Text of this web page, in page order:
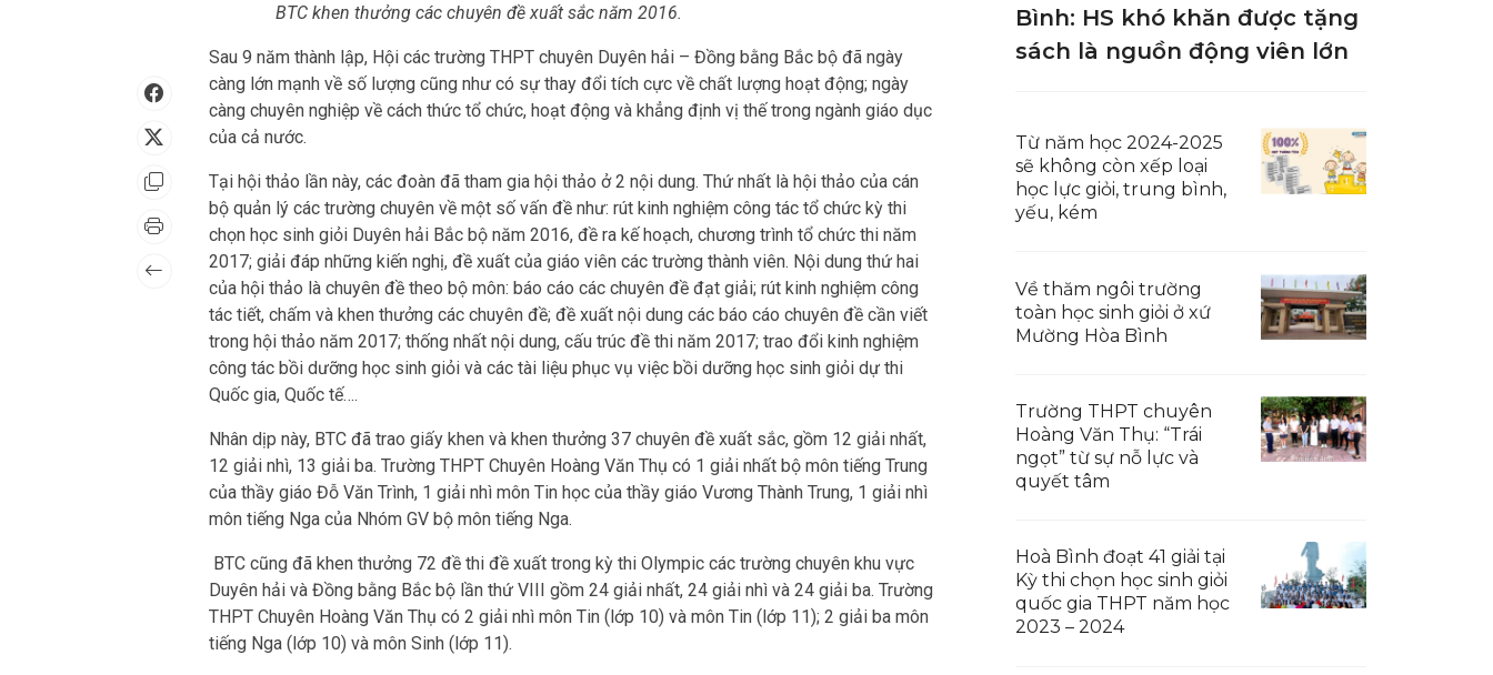
BTC khen thưởng các chuyên đề xuất sắc năm 2016.
Sau 9 năm thành lập, Hội các trường THPT chuyên Duyên hải – Đồng bằng Bắc bộ đã ngày
càng lớn mạnh về số lượng cũng như có sự thay đổi tích cực về chất lượng hoạt động; ngày
càng chuyên nghiệp về cách thức tổ chức, hoạt động và khẳng định vị thế trong ngành giáo dục
của cả nước.
Tại hội thảo lần này, các đoàn đã tham gia hội thảo ở 2 nội dung. Thứ nhất là hội thảo của cán
bộ quản lý các trường chuyên về một số vấn đề như: rút kinh nghiệm công tác tổ chức kỳ thi
chọn học sinh giỏi Duyên hải Bắc bộ năm 2016, đề ra kế hoạch, chương trình tổ chức thi năm
2017; giải đáp những kiến nghị, đề xuất của giáo viên các trường thành viên. Nội dung thứ hai
của hội thảo là chuyên đề theo bộ môn: báo cáo các chuyên đề đạt giải; rút kinh nghiệm công
tác tiết, chấm và khen thưởng các chuyên đề; đề xuất nội dung các báo cáo chuyên đề cần viết
trong hội thảo năm 2017; thống nhất nội dung, cấu trúc đề thi năm 2017; trao đổi kinh nghiệm
công tác bồi dưỡng học sinh giỏi và các tài liệu phục vụ việc bồi dưỡng học sinh giỏi dự thi
Quốc gia, Quốc tế….
Nhân dịp này, BTC đã trao giấy khen và khen thưởng 37 chuyên đề xuất sắc, gồm 12 giải nhất,
12 giải nhì, 13 giải ba. Trường THPT Chuyên Hoàng Văn Thụ có 1 giải nhất bộ môn tiếng Trung
của thầy giáo Đỗ Văn Trình, 1 giải nhì môn Tin học của thầy giáo Vương Thành Trung, 1 giải nhì
môn tiếng Nga của Nhóm GV bộ môn tiếng Nga.
BTC cũng đã khen thưởng 72 đề thi đề xuất trong kỳ thi Olympic các trường chuyên khu vực
Duyên hải và Đồng bằng Bắc bộ lần thứ VIII gồm 24 giải nhất, 24 giải nhì và 24 giải ba. Trường
THPT Chuyên Hoàng Văn Thụ có 2 giải nhì môn Tin (lớp 10) và môn Tin (lớp 11); 2 giải ba môn
tiếng Nga (lớp 10) và môn Sinh (lớp 11).
Bình: HS khó khăn được tặng
sách là nguồn động viên lớn
Từ năm học 2024-2025
sẽ không còn xếp loại
học lực giỏi, trung bình,
yếu, kém
Về thăm ngôi trường
toàn học sinh giỏi ở xứ
Mường Hòa Bình
Trường THPT chuyên
Hoàng Văn Thụ: “Trái
ngọt” từ sự nỗ lực và
quyết tâm
Hoà Bình đoạt 41 giải tại
Kỳ thi chọn học sinh giỏi
quốc gia THPT năm học
2023 – 2024